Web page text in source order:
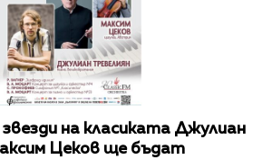
на класиката Джулиан
Цеков ще бъдат